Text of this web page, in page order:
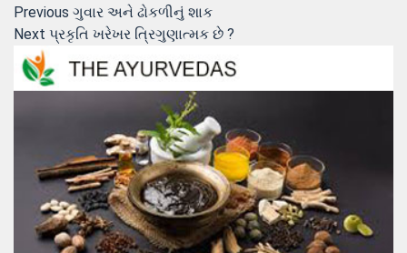
Post
navigation
Previous Previous
post:
ગુવાર અને ઢોકળીનું શાક
Next Next
પ્રકૃતિ ખરેખર ત્રિગુણાત્મક છે ?